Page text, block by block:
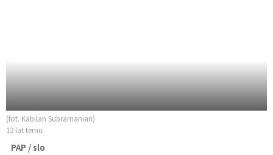
(fot. Kabilan Subramanian)
12 lat temu
PAP / slo